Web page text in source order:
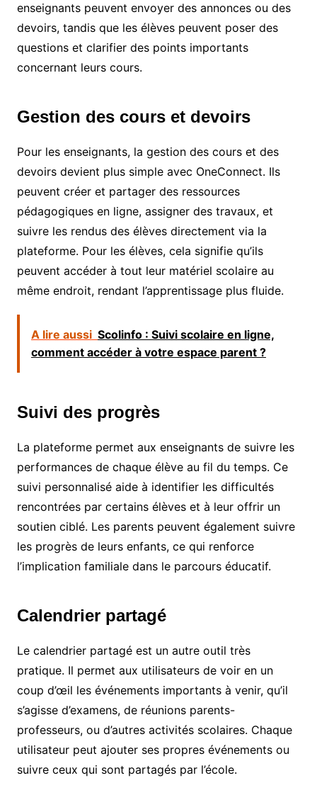
enseignants peuvent envoyer des annonces ou des
devoirs, tandis que les élèves peuvent poser des
questions et clarifier des points importants
concernant leurs cours.
Gestion des cours et devoirs
Pour les enseignants, la gestion des cours et des
devoirs devient plus simple avec OneConnect. Ils
peuvent créer et partager des ressources
pédagogiques en ligne, assigner des travaux, et
suivre les rendus des élèves directement via la
plateforme. Pour les élèves, cela signifie qu’ils
peuvent accéder à tout leur matériel scolaire au
même endroit, rendant l’apprentissage plus fluide.
A lire aussi Scolinfo : Suivi scolaire en ligne,
comment accéder à votre espace parent ?
Suivi des progrès
La plateforme permet aux enseignants de suivre les
performances de chaque élève au fil du temps. Ce
suivi personnalisé aide à identifier les difficultés
rencontrées par certains élèves et à leur offrir un
soutien ciblé. Les parents peuvent également suivre
les progrès de leurs enfants, ce qui renforce
l’implication familiale dans le parcours éducatif.
Calendrier partagé
Le calendrier partagé est un autre outil très
pratique. Il permet aux utilisateurs de voir en un
coup d’œil les événements importants à venir, qu’il
s’agisse d’examens, de réunions parents-
professeurs, ou d’autres activités scolaires. Chaque
utilisateur peut ajouter ses propres événements ou
suivre ceux qui sont partagés par l’école.